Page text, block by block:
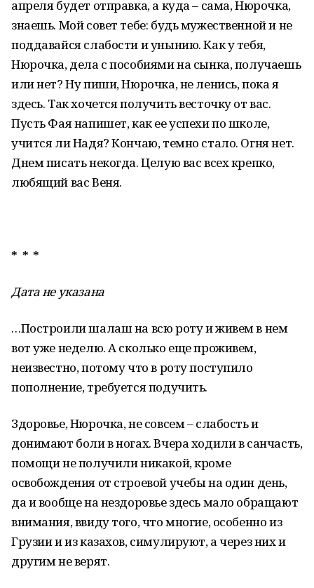
апреля будет отправка, а куда – сама, Нюрочка,
знаешь. Мой совет тебе: будь мужественной и не
поддавайся слабости и унынию. Как у тебя,
Нюрочка, дела с пособиями на сынка, получаешь
или нет? Ну пиши, Нюрочка, не ленись, пока я
здесь. Так хочется получить весточку от вас.
Пусть Фая напишет, как ее успехи по школе,
учится ли Надя? Кончаю, темно стало. Огня нет.
Днем писать некогда. Целую вас всех крепко,
любящий вас Веня.
* * *
Дата не указана
…Построили шалаш на всю роту и живем в нем
вот уже неделю. А сколько еще проживем,
неизвестно, потому что в роту поступило
пополнение, требуется подучить.
Здоровье, Нюрочка, не совсем – слабость и
донимают боли в ногах. Вчера ходили в санчасть,
помощи не получили никакой, кроме
освобождения от строевой учебы на один день,
да и вообще на нездоровье здесь мало обращают
внимания, ввиду того, что многие, особенно из
Грузии и из казахов, симулируют, а через них и
другим не верят.